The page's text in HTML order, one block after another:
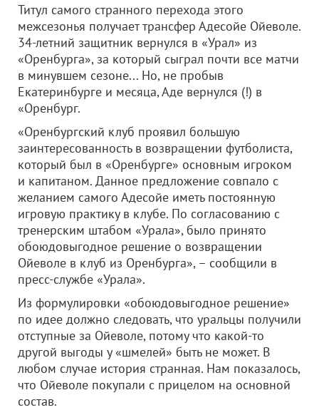
Титул самого странного перехода этого
межсезонья получает трансфер Адесойе Ойеволе.
34-летний защитник вернулся в «Урал» из
«Оренбурга», за который сыграл почти все матчи
в минувшем сезоне... Но, не пробыв
Екатеринбурге и месяца, Аде вернулся (!) в
«Оренбург.
«Оренбургский клуб проявил большую
заинтересованность в возвращении футболиста,
который был в «Оренбурге» основным игроком
и капитаном. Данное предложение совпало с
желанием самого Адесойе иметь постоянную
игровую практику в клубе. По согласованию с
тренерским штабом «Урала», было принято
обоюдовыгодное решение о возвращении
Ойеволе в клуб из Оренбурга», – сообщили в
пресс-службе «Урала».
Из формулировки «обоюдовыгодное решение»
по идее должно следовать, что уральцы получили
отступные за Ойеволе, потому что какой-то
другой выгоды у «шмелей» быть не может. В
любом случае история странная. Нам показалось,
что Ойеволе покупали с прицелом на основной
состав.